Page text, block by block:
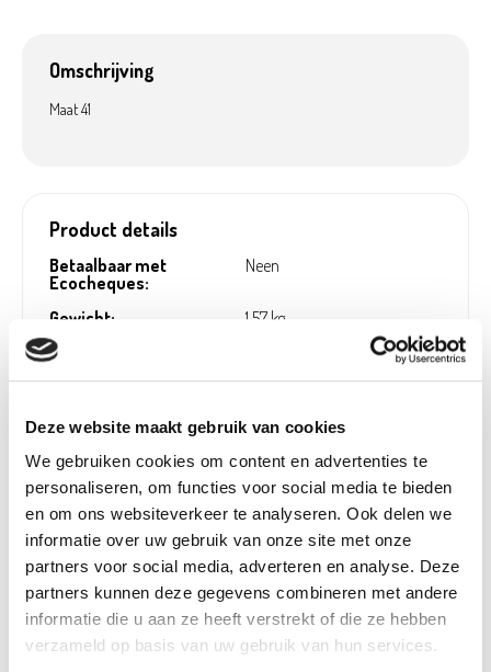
Deze website maakt gebruik van cookies
We gebruiken cookies om content en advertenties te
personaliseren, om functies voor social media te bieden
en om ons websiteverkeer te analyseren. Ook delen we
informatie over uw gebruik van onze site met onze
partners voor social media, adverteren en analyse. Deze
partners kunnen deze gegevens combineren met andere
informatie die u aan ze heeft verstrekt of die ze hebben
verzameld op basis van uw gebruik van hun services.
Omschrijving
Maat 41
Product details
Betaalbaar met
Ecocheques:
Neen
Gewicht:
1,57 kg
Afwerking (kleding):
Geslacht:
Vrouwen
Artikel nummer:
1231602
Verantwoordelijk marktdeelnemer in de EU
Bekijk gegevens